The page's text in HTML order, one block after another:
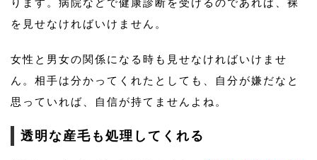
を見せなければいけません。
女性と男女の関係になる時も見せなければいけませ
ん。相手は分かってくれたとしても、自分が嫌だなと
思っていれば、自信が持てませんよね。
透明な産毛も処理してくれる